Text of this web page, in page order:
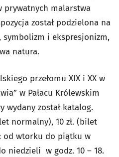
prywatnych malarstwa
został podzielona na
symbolizm i ekspresjonizm,
natura.
przełomu XIX i XX w
w Pałacu Królewskim
wydany został katalog.
normalny), 10 zł. (bilet
od wtorku do piątku w
niedzieli w godz. 10 – 18.